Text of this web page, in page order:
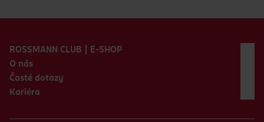
ROSSMANN CLUB | E-SHOP
O nás
Časté dotazy
Kariéra